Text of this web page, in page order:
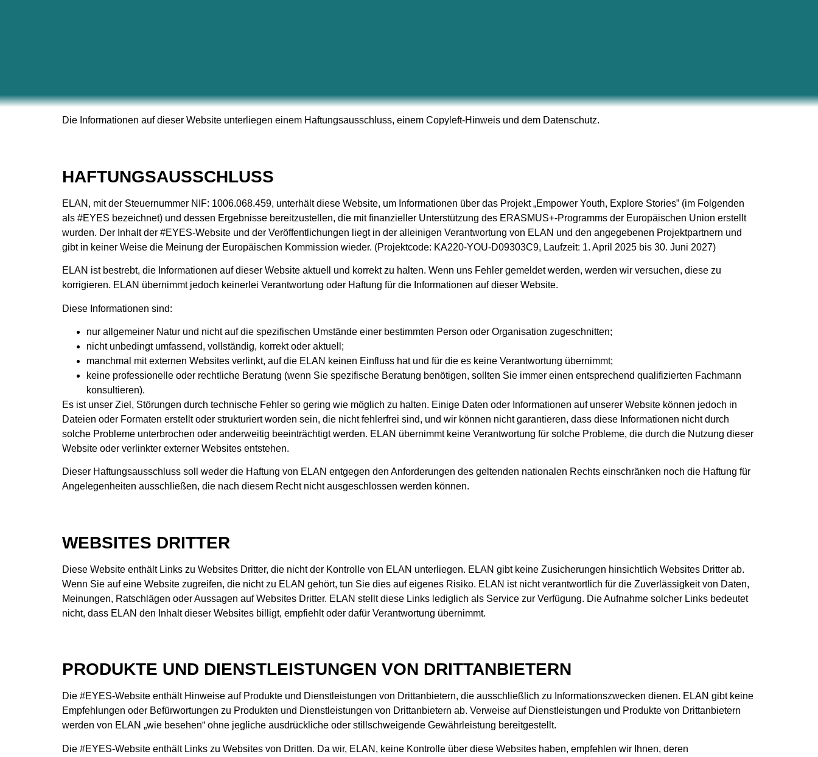
Die Informationen auf dieser Website unterliegen einem Haftungsausschluss, einem Copyleft-Hinweis und dem Datenschutz.
HAFTUNGSAUSSCHLUSS
ELAN, mit der Steuernummer NIF: 1006.068.459, unterhält diese Website, um Informationen über das Projekt „Empower Youth, Explore Stories” (im Folgenden
als #EYES bezeichnet) und dessen Ergebnisse bereitzustellen, die mit finanzieller Unterstützung des ERASMUS+-Programms der Europäischen Union erstellt
wurden. Der Inhalt der #EYES-Website und der Veröffentlichungen liegt in der alleinigen Verantwortung von ELAN und den angegebenen Projektpartnern und
gibt in keiner Weise die Meinung der Europäischen Kommission wieder. (Projektcode: KA220-YOU-D09303C9, Laufzeit: 1. April 2025 bis 30. Juni 2027)
ELAN ist bestrebt, die Informationen auf dieser Website aktuell und korrekt zu halten. Wenn uns Fehler gemeldet werden, werden wir versuchen, diese zu
korrigieren. ELAN übernimmt jedoch keinerlei Verantwortung oder Haftung für die Informationen auf dieser Website.
Diese Informationen sind:
nur allgemeiner Natur und nicht auf die spezifischen Umstände einer bestimmten Person oder Organisation zugeschnitten;
nicht unbedingt umfassend, vollständig, korrekt oder aktuell;
manchmal mit externen Websites verlinkt, auf die ELAN keinen Einfluss hat und für die es keine Verantwortung übernimmt;
keine professionelle oder rechtliche Beratung (wenn Sie spezifische Beratung benötigen, sollten Sie immer einen entsprechend qualifizierten Fachmann
konsultieren).
Es ist unser Ziel, Störungen durch technische Fehler so gering wie möglich zu halten. Einige Daten oder Informationen auf unserer Website können jedoch in
Dateien oder Formaten erstellt oder strukturiert worden sein, die nicht fehlerfrei sind, und wir können nicht garantieren, dass diese Informationen nicht durch
solche Probleme unterbrochen oder anderweitig beeinträchtigt werden. ELAN übernimmt keine Verantwortung für solche Probleme, die durch die Nutzung dieser
Website oder verlinkter externer Websites entstehen.
Dieser Haftungsausschluss soll weder die Haftung von ELAN entgegen den Anforderungen des geltenden nationalen Rechts einschränken noch die Haftung für
Angelegenheiten ausschließen, die nach diesem Recht nicht ausgeschlossen werden können.
WEBSITES DRITTER
Diese Website enthält Links zu Websites Dritter, die nicht der Kontrolle von ELAN unterliegen. ELAN gibt keine Zusicherungen hinsichtlich Websites Dritter ab.
Wenn Sie auf eine Website zugreifen, die nicht zu ELAN gehört, tun Sie dies auf eigenes Risiko. ELAN ist nicht verantwortlich für die Zuverlässigkeit von Daten,
Meinungen, Ratschlägen oder Aussagen auf Websites Dritter. ELAN stellt diese Links lediglich als Service zur Verfügung. Die Aufnahme solcher Links bedeutet
nicht, dass ELAN den Inhalt dieser Websites billigt, empfiehlt oder dafür Verantwortung übernimmt.
PRODUKTE UND DIENSTLEISTUNGEN VON DRITTANBIETERN
Die #EYES-Website enthält Hinweise auf Produkte und Dienstleistungen von Drittanbietern, die ausschließlich zu Informationszwecken dienen. ELAN gibt keine
Empfehlungen oder Befürwortungen zu Produkten und Dienstleistungen von Drittanbietern ab. Verweise auf Dienstleistungen und Produkte von Drittanbietern
werden von ELAN „wie besehen“ ohne jegliche ausdrückliche oder stillschweigende Gewährleistung bereitgestellt.
Die #EYES-Website enthält Links zu Websites von Dritten. Da wir, ELAN, keine Kontrolle über diese Websites haben, empfehlen wir Ihnen, deren